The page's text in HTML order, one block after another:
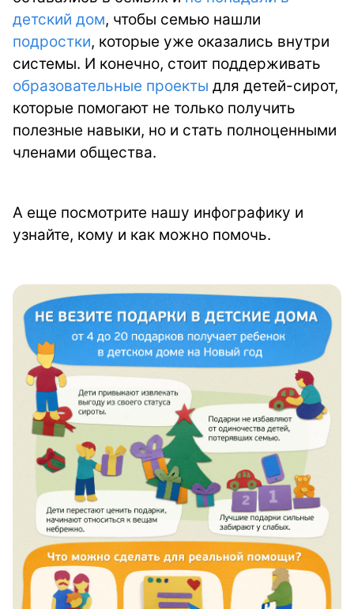
детский дом, чтобы семью нашли
подростки, которые уже оказались внутри
системы. И конечно, стоит поддерживать
образовательные проекты для детей-сирот,
которые помогают не только получить
полезные навыки, но и стать полноценными
членами общества.
А еще посмотрите нашу инфографику и
узнайте, кому и как можно помочь.